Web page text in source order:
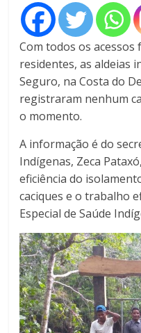
Com todos os acessos
residentes, as aldeias
Seguro, na Costa do
registraram nenhum
o momento.
A informação é do
Indígenas, Zeca
eficiência do
caciques e o trabalho
Especial de Saúde